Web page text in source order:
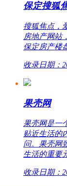
保定搜狐
搜狐焦点，
房地产网站
保定房产楼
收录日期：
果壳网
果壳网是一
贴近生活的
问。果壳网
生活的重要
收录日期：